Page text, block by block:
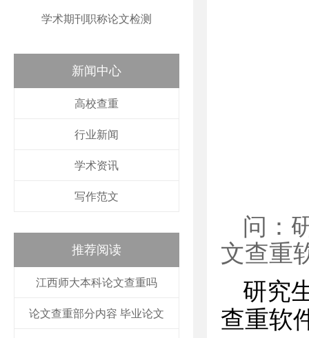
学术期刊职称论文检测
新闻中心
高校查重
行业新闻
学术资讯
写作范文
推荐阅读
江西师大本科论文查重吗
论文查重部分内容 毕业论文
问：
文查重
研究
查重软